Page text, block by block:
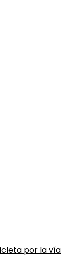
por la vía